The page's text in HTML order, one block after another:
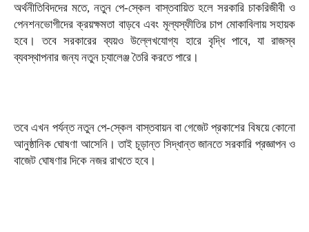
অর্থনীতিবিদদের মতে, নতুন পে-স্কেল বাস্তবায়িত হলে সরকারি চাকরিজীবী ও
পেনশনভোগীদের ক্রয়ক্ষমতা বাড়বে এবং মূল্যস্ফীতির চাপ মোকাবিলায় সহায়ক
হবে। তবে সরকারের ব্যয়ও উল্লেখযোগ্য হারে বৃদ্ধি পাবে, যা রাজস্ব
ব্যবস্থাপনার জন্য নতুন চ্যালেঞ্জ তৈরি করতে পারে।
তবে এখন পর্যন্ত নতুন পে-স্কেল বাস্তবায়ন বা গেজেট প্রকাশের বিষয়ে কোনো
আনুষ্ঠানিক ঘোষণা আসেনি। তাই চূড়ান্ত সিদ্ধান্ত জানতে সরকারি প্রজ্ঞাপন ও
বাজেট ঘোষণার দিকে নজর রাখতে হবে।